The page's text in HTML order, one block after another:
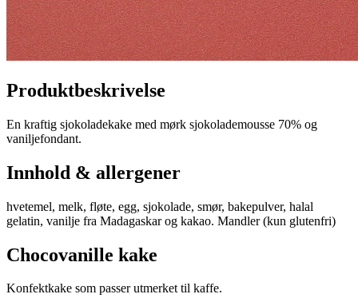
Produktbeskrivelse
En kraftig sjokoladekake med mørk sjokolademousse 70% og
vaniljefondant.
Innhold & allergener
hvetemel, melk, fløte, egg, sjokolade, smør, bakepulver, halal
gelatin, vanilje fra Madagaskar og kakao. Mandler (kun glutenfri)
Chocovanille kake
Konfektkake som passer utmerket til kaffe.